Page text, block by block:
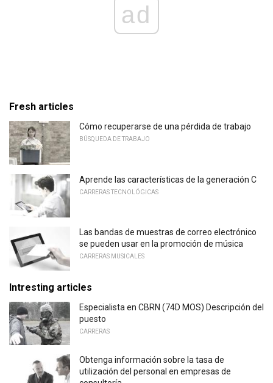
ad
Fresh articles
Cómo recuperarse de una pérdida de trabajo
BÚSQUEDA DE TRABAJO
Aprende las características de la generación C
CARRERAS TECNOLÓGICAS
Las bandas de muestras de correo electrónico
se pueden usar en la promoción de música
CARRERAS MUSICALES
Intresting articles
Especialista en CBRN (74D MOS) Descripción del
puesto
CARRERAS
Obtenga información sobre la tasa de
utilización del personal en empresas de